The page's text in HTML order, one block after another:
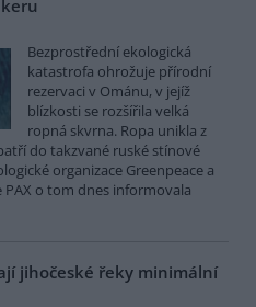
Bezprostřední ekologická
katastrofa ohrožuje přírodní
rezervaci v Ománu, v jejíž
blízkosti se rozšířila velká
ropná skvrna. Ropa unikla z
do takzvané ruské stínové
organizace Greenpeace a
o tom dnes informovala
jihočeské řeky minimální